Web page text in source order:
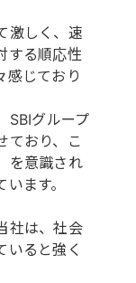
激しく、速
する順応性
感じており
SBIグループ
ており、こ
を意識され
ます。
社は、社会
いると強く